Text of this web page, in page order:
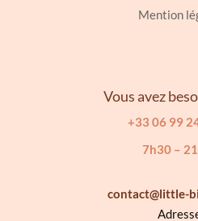
Mention
Vous avez
+33 06 99
7h30 –
contact@little-